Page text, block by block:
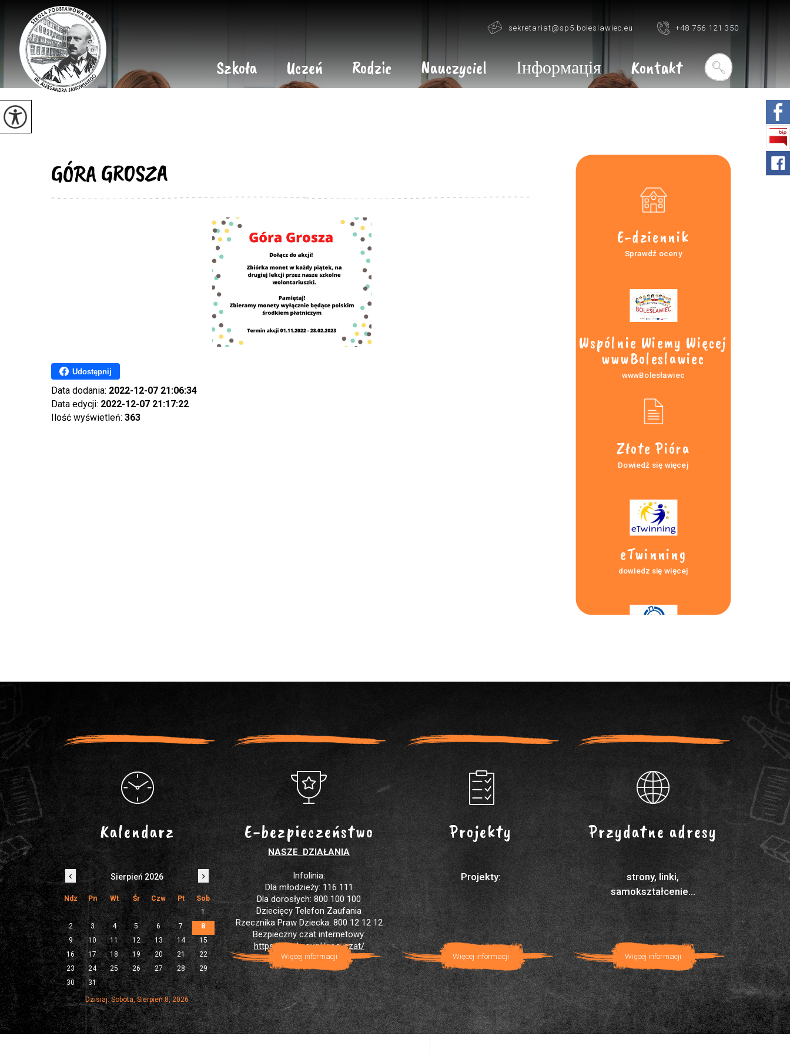
sekretariat@sp5.boleslawiec.eu +48 756 121 350
Szkoła Uczeń Rodzic Nauczyciel Інформація Kontakt
GÓRA GROSZA
Udostępnij
Data dodania: 2022-12-07 21:06:34
Data edycji: 2022-12-07 21:17:22
Ilość wyświetleń: 363
E-dziennik
Sprawdź oceny
Wspólnie Wiemy Więcej
wwwBoleslawiec
wwwBolesławiec
Złote Pióra
Dowiedź się więcej
eTwinning
dowiedz się więcej
Kalendarz
‹ Sierpień 2026 ›
Ndz Pn Wt Śr Czw Pt
Sob
1
2
3 4 5 6 7
8
9
10 11 12 13 14
15
16
17 18 19 20 21
22
23
24 25 26 27 28
29
30
31
Dzisiaj: Sobota, Sierpień 8, 2026
E-bezpieczeństwo
NASZE DZIAŁANIA
Infolinia:
Dla młodzieży: 116 111
Dla dorosłych: 800 100 100
Dziecięcy Telefon Zaufania
Rzecznika Praw Dziecka: 800 12 12 12
Bezpieczny czat internetowy:
https://brpd.gov.pl/sos-czat/
Więcej informacji
Projekty
Projekty:
Więcej informacji
Przydatne adresy
strony, linki,
samokształcenie...
Więcej informacji